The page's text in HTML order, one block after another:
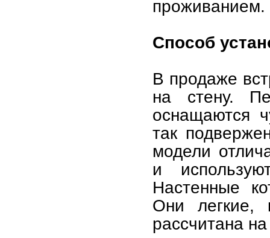
проживанием.
Способ
В продаже
на стену.
оснащаются
так
модели
и
Настенные
Они легкие,
рассчитана